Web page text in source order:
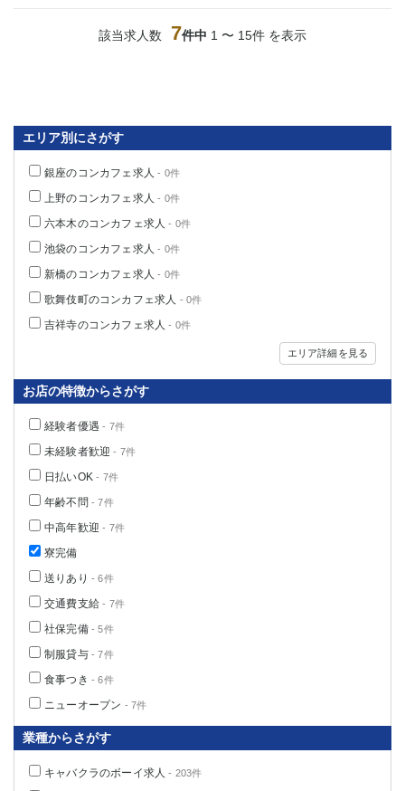
該当求人数 7件中 1 〜 15件 を表示
エリア別にさがす
銀座のコンカフェ求人- 0件
上野のコンカフェ求人- 0件
六本木のコンカフェ求人- 0件
池袋のコンカフェ求人- 0件
新橋のコンカフェ求人- 0件
歌舞伎町のコンカフェ求人 - 0件
吉祥寺のコンカフェ求人- 0件
エリア詳細を見る
お店の特徴からさがす
経験者優遇 - 7件
未経験者歓迎 - 7件
日払いOK - 7件
年齢不問 - 7件
中高年歓迎 - 7件
寮完備
送りあり - 6件
交通費支給 - 7件
社保完備- 5件
制服貸与- 7件
食事つき - 6件
ニューオープン - 7件
業種からさがす
キャバクラのボーイ求人 - 203件